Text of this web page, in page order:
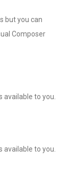
but you can
Composer
available to you.
available to you.